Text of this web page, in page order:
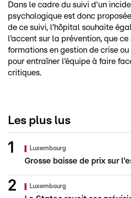
Dans le cadre du suivi d'un
psychologique est donc
de ce suivi, l’hôpital souhaite
l’accent sur la prévention, que
formations en gestion de crise
pour entraîner l’équipe à faire
critiques.
Les plus lus
Luxembourg
Grosse baisse de prix sur
Luxembourg